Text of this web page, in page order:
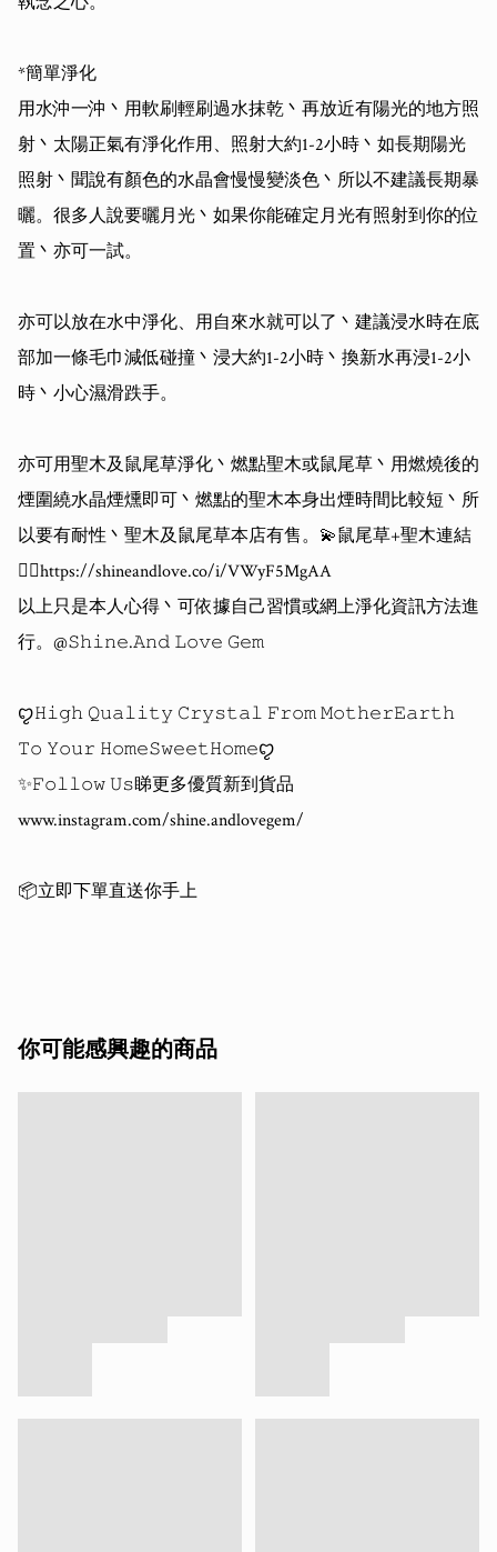
*簡單淨化
用水沖一沖丶用軟刷輕刷過水抹乾丶再放近有陽光的地方照
射丶太陽正氣有淨化作用、照射大約1-2小時丶如長期陽光
照射丶聞說有顏色的水晶會慢慢變淡色丶所以不建議長期暴
曬。很多人說要曬月光丶如果你能確定月光有照射到你的位
置丶亦可一試。
亦可以放在水中淨化、用自來水就可以了丶建議浸水時在底
部加一條毛巾減低碰撞丶浸大約1-2小時丶換新水再浸1-2小
時丶小心濕滑跌手。
亦可用聖木及鼠尾草淨化丶燃點聖木或鼠尾草丶用燃燒後的
煙圍繞水晶煙燻即可丶燃點的聖木本身出煙時間比較短丶所
以要有耐性丶聖木及鼠尾草本店有售。💫鼠尾草+聖木連結
👇🏻https://shineandlove.co/i/VWyF5MgAA
以上只是本人心得丶可依據自己習慣或網上淨化資訊方法進
行。@𝚂𝚑𝚒𝚗𝚎.𝙰𝚗𝚍 𝙻𝚘𝚟𝚎 𝙶𝚎𝚖
ꨄ𝙷𝚒𝚐𝚑 𝚀𝚞𝚊𝚕𝚒𝚝𝚢 𝙲𝚛𝚢𝚜𝚝𝚊𝚕 𝙵𝚛𝚘𝚖 𝙼𝚘𝚝𝚑𝚎𝚛𝙴𝚊𝚛𝚝𝚑
𝚃𝚘 𝚈𝚘𝚞𝚛 𝙷𝚘𝚖𝚎𝚂𝚠𝚎𝚎𝚝𝙷𝚘𝚖𝚎ꨄ
✨𝙵𝚘𝚕𝚕𝚘𝚠 𝚄𝚜睇更多優質新到貨品
www.instagram.com/shine.andlovegem/
📦立即下單直送你手上
你可能感興趣的商品